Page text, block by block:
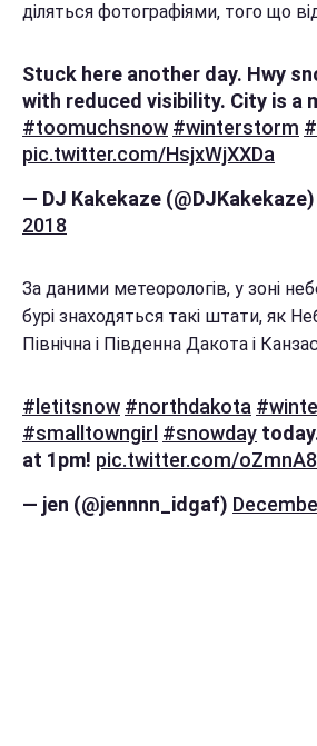
діляться фотографіями, того що
Stuck here another day. Hwy
with reduced visibility. City is a
#toomuchsnow #winterstorm
pic.twitter.com/HsjxWjXXDa
— DJ Kakekaze (@DJKakekaze)
2018
За даними метеорологів, у зоні
бурі знаходяться такі штати, як
Північна і Південна Дакота і
#letitsnow #northdakota
#smalltowngirl #snowday
at 1pm! pic.twitter.com/
— jen (@jennnn_idgaf)